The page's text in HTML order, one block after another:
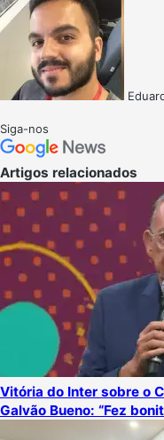
Siga-nos
Artigos relacionados
Vitória do Inter sobre o
Galvão Bueno: “Fez